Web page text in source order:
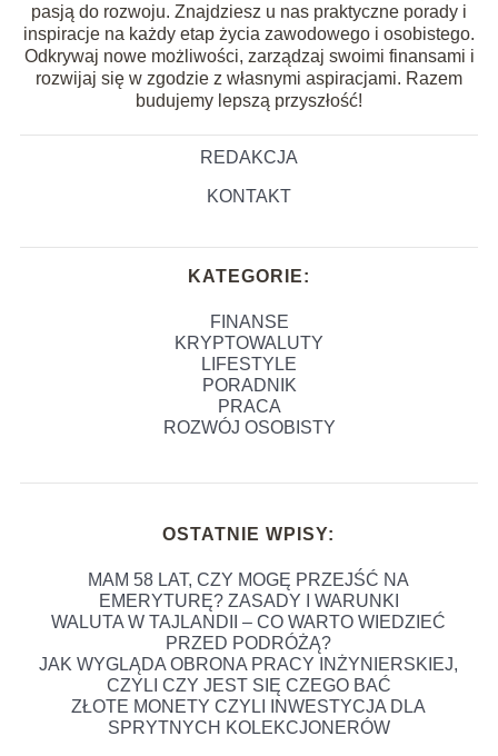
pasją do rozwoju. Znajdziesz u nas praktyczne porady i
inspiracje na każdy etap życia zawodowego i osobistego.
Odkrywaj nowe możliwości, zarządzaj swoimi finansami i
rozwijaj się w zgodzie z własnymi aspiracjami. Razem
budujemy lepszą przyszłość!
REDAKCJA
KONTAKT
KATEGORIE:
FINANSE
KRYPTOWALUTY
LIFESTYLE
PORADNIK
PRACA
ROZWÓJ OSOBISTY
OSTATNIE WPISY:
MAM 58 LAT, CZY MOGĘ PRZEJŚĆ NA
EMERYTURĘ? ZASADY I WARUNKI
WALUTA W TAJLANDII – CO WARTO WIEDZIEĆ
PRZED PODRÓŻĄ?
JAK WYGLĄDA OBRONA PRACY INŻYNIERSKIEJ,
CZYLI CZY JEST SIĘ CZEGO BAĆ
ZŁOTE MONETY CZYLI INWESTYCJA DLA
SPRYTNYCH KOLEKCJONERÓW